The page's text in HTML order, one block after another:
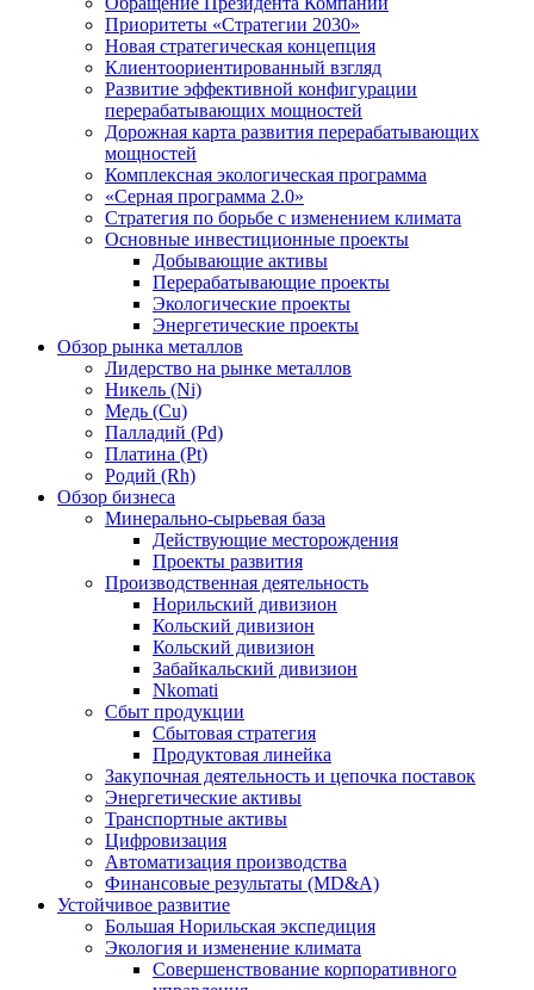
Приоритеты «Стратегии 2030»
Новая стратегическая концепция
Клиентоориентированный взгляд
Развитие эффективной конфигурации
перерабатывающих мощностей
Дорожная карта развития перерабатывающих
мощностей
Комплексная экологическая программа
«Серная программа 2.0»
Стратегия по борьбе с изменением климата
Основные инвестиционные проекты
Добывающие активы
Перерабатывающие проекты
Экологические проекты
Энергетические проекты
Обзор рынка металлов
Лидерство на рынке металлов
Никель (Ni)
Медь (Cu)
Палладий (Pd)
Платина (Pt)
Родий (Rh)
Обзор бизнеса
Минерально-сырьевая база
Действующие месторождения
Проекты развития
Производственная деятельность
Норильский дивизион
Кольский дивизион
Кольский дивизион
Забайкальский дивизион
Nkomati
Сбыт продукции
Сбытовая стратегия
Продуктовая линейка
Закупочная деятельность и цепочка поставок
Энергетические активы
Транспортные активы
Цифровизация
Автоматизация производства
Финансовые результаты (MD&A)
Устойчивое развитие
Большая Норильская экспедиция
Экология и изменение климата
Совершенствование корпоративного